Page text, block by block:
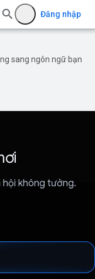
Đăng nhập
sang ngôn ngữ bạn
hội không tưởng.